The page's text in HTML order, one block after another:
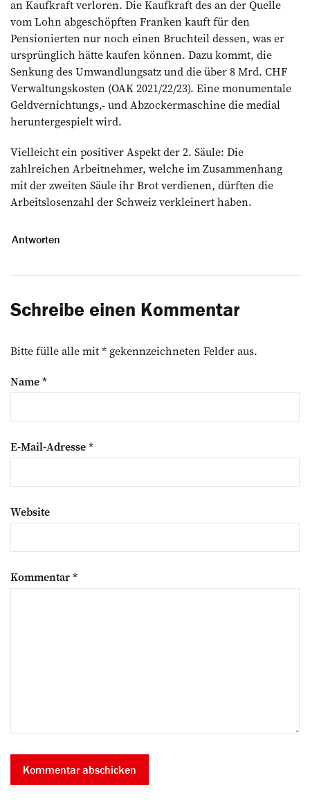
an Kaufkraft verloren. Die Kaufkraft des an der Quelle
vom Lohn abgeschöpften Franken kauft für den
Pensionierten nur noch einen Bruchteil dessen, was er
ursprünglich hätte kaufen können. Dazu kommt, die
Senkung des Umwandlungsatz und die über 8 Mrd. CHF
Verwaltungskosten (OAK 2021/22/23). Eine monumentale
Geldvernichtungs,- und Abzockermaschine die medial
heruntergespielt wird.
Vielleicht ein positiver Aspekt der 2. Säule: Die
zahlreichen Arbeitnehmer, welche im Zusammenhang
mit der zweiten Säule ihr Brot verdienen, dürften die
Arbeitslosenzahl der Schweiz verkleinert haben.
Antworten
Schreibe einen Kommentar
Bitte fülle alle mit * gekennzeichneten Felder aus.
Name*
E-Mail-Adresse*
Website
Kommentar*